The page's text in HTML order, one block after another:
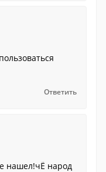
Ответить
нашел!чЁ народ